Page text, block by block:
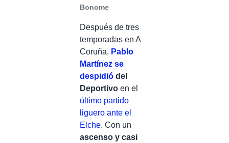
Bonome
Después de tres
temporadas en A
Coruña, Pablo
Martínez se
despidió del
Deportivo en el
último partido
liguero ante el
Elche. Con un
ascenso y casi